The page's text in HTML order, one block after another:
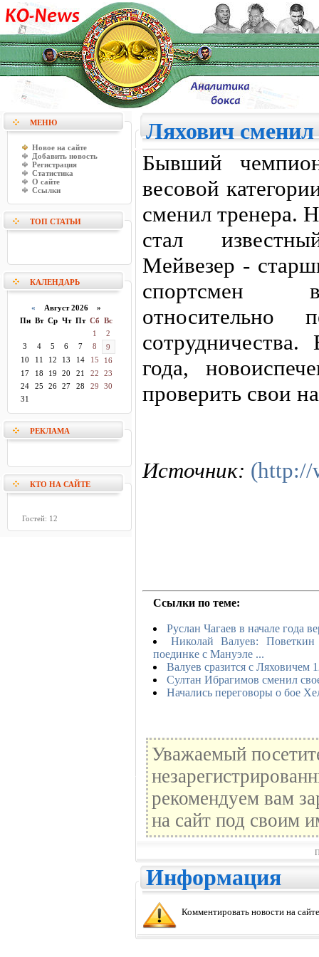
МЕНЮ
Новое на сайте
Добавить новость
Регистрация
Статистика
О сайте
Ссылки
ТОП СТАТЬИ
КАЛЕНДАРЬ
« Август 2026 »
Пн Вт Ср Чт Пт Сб Вс
1
2
3
4 5 6 7 8
9
10
11 12 13 14 15
16
17
18 19 20 21 22
23
24
25 26 27 28 29
30
31
РЕКЛАМА
КТО НА САЙТЕ
Гостей: 12
Ляхович сменил
Бывший
весовой
сменил тренера.
стал
Мейвезер -
спортсмен
относительно
года,
проверить свои
Источник: (http://
Ссылки по теме:
Руслан Чагаев в начале года
Николай Валуев:
поединке с Мануэле ...
Валуев сразится с Ляховичем
Султан Ибрагимов сменил
Начались переговоры о бое
Уважаемый
рекомендуем вам
на сайт под своим
Информация
Комментировать новости на